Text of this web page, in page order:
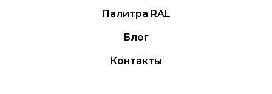
Палитра RAL
Блог
Контакты